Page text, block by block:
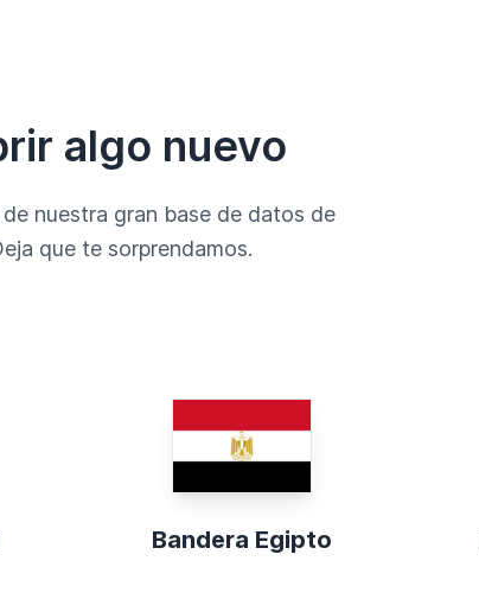
algo nuevo
nuestra gran base de datos de
que te sorprendamos.
Bandera Egipto